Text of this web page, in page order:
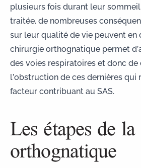
plusieurs fois durant leur
traitée, de nombreuses
sur leur qualité de vie peuvent en
chirurgie orthognatique permet
des voies respiratoires et donc
l’obstruction de ces dernières qui
facteur contribuant au SAS.
Les étapes de
orthognatique